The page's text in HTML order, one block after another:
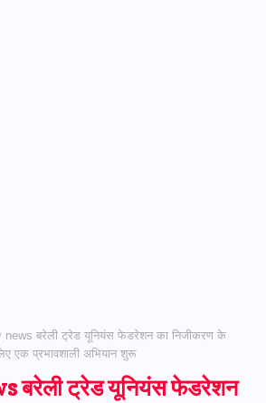
news बरेली ट्रेड यूनियंस फेडरेशन का निजीकरण के
एक प्रभावशाली अभियान शुरू
बरेली ट्रेड यूनियंस फेडरेशन